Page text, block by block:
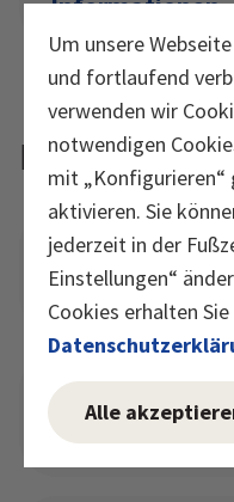
Um unsere
und fortlaufend
verwenden wir
notwendigen
mit „Konfigurieren“
aktivieren. Sie
jederzeit in der
Einstellungen“
Cookies erhalten
Alle
FAQ
Warum ist
den Körper?
Gibt es noch
Produkte von